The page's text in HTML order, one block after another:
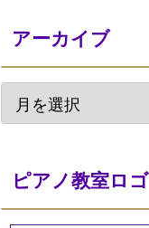
アーカイブ
ピアノ教室ロゴ